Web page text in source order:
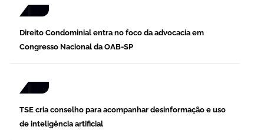
Direito Condominial entra no foco da advocacia em
Congresso Nacional da OAB-SP
TSE cria conselho para acompanhar desinformação e uso
de inteligência artificial